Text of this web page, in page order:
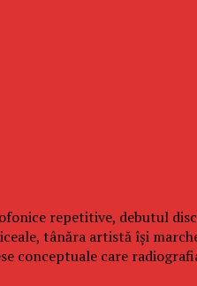
repetitive, debutul
tânăra artistă își
conceptuale care